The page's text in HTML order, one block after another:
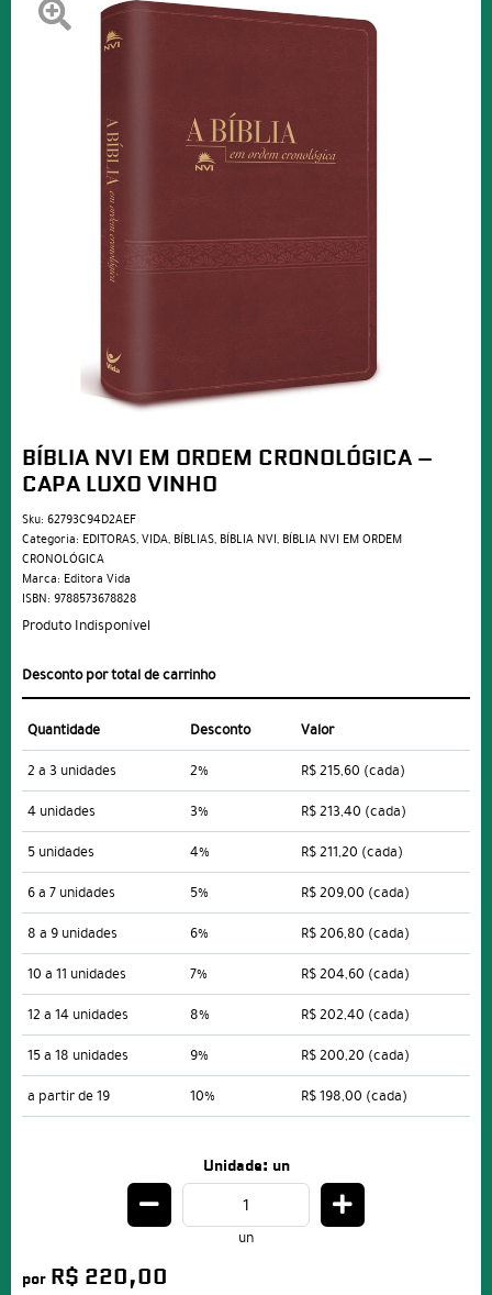
BÍBLIA NVI EM ORDEM CRONOLÓGICA –
CAPA LUXO VINHO
Sku: 62793C94D2AEF
Categoria: EDITORAS,VIDA, BÍBLIAS, BÍBLIA NVI, BÍBLIA NVI EM ORDEM
CRONOLÓGICA
Marca: Editora Vida
ISBN: 9788573678828
Produto Indisponível
Desconto por total de carrinho
Quantidade Desconto
Valor
2 a 3 unidades
2% R$ 215,60 (cada)
4 unidades
3% R$ 213,40 (cada)
5 unidades
4% R$ 211,20 (cada)
6 a 7 unidades
5% R$ 209,00 (cada)
8 a 9 unidades
6% R$ 206,80 (cada)
10 a 11 unidades
7% R$ 204,60 (cada)
12 a 14 unidades
8% R$ 202,40 (cada)
15 a 18 unidades
9% R$ 200,20 (cada)
a partir de 19
10% R$ 198,00 (cada)
Unidade: un
un
por R$ 220,00